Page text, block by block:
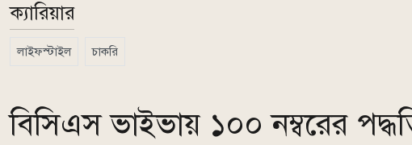
ক্যারিয়ার
লাইফস্টাইল চাকরি
বিসিএস ভাইভায় ১০০ নম্বরের